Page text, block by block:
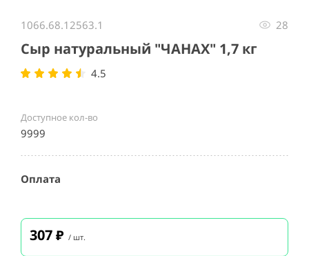
1066.68.12563.1 28
Сыр натуральный "ЧАНАХ" 1,7 кг
4.5
Доступное кол-во
9999
Оплата
307₽ / шт.